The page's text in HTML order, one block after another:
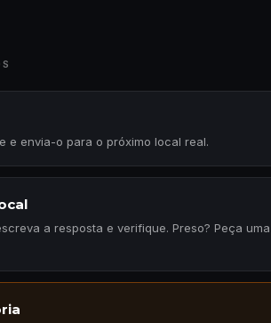
e envia-o para o próximo local real.
a resposta e verifique. Preso? Peça uma